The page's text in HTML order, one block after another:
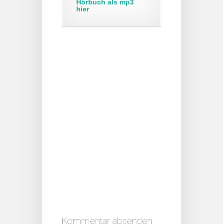
Hörbuch als mp3
hier
Kommentar absenden